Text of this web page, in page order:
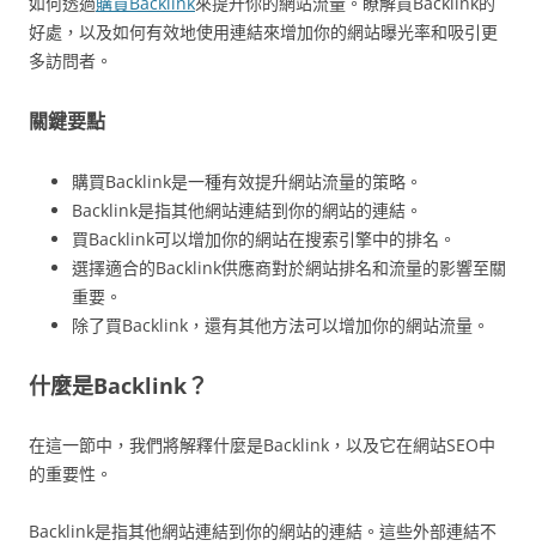
好處，以及如何有效地使用連結來增加你的網站曝光率和吸引更
多訪問者。
關鍵要點
購買Backlink是一種有效提升網站流量的策略。
Backlink是指其他網站連結到你的網站的連結。
買Backlink可以增加你的網站在搜索引擎中的排名。
選擇適合的Backlink供應商對於網站排名和流量的影響至關
重要。
除了買Backlink，還有其他方法可以增加你的網站流量。
什麼是Backlink？
在這一節中，我們將解釋什麼是Backlink，以及它在網站SEO中
的重要性。
Backlink是指其他網站連結到你的網站的連結。這些外部連結不